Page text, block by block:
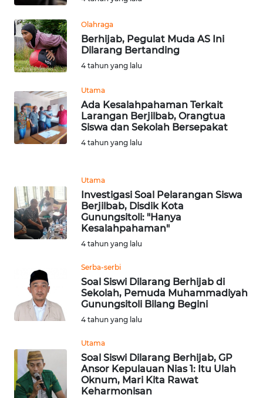
Olahraga
Berhijab, Pegulat Muda AS Ini
Dilarang Bertanding
4 tahun yang lalu
Utama
Ada Kesalahpahaman Terkait
Larangan Berjilbab, Orangtua
Siswa dan Sekolah Bersepakat
4 tahun yang lalu
Utama
Investigasi Soal Pelarangan Siswa
Berjilbab, Disdik Kota
Gunungsitoli: "Hanya
Kesalahpahaman"
4 tahun yang lalu
Serba-serbi
Soal Siswi Dilarang Berhijab di
Sekolah, Pemuda Muhammadiyah
Gunungsitoli Bilang Begini
4 tahun yang lalu
Utama
Soal Siswi Dilarang Berhijab, GP
Ansor Kepulauan Nias 1: Itu Ulah
Oknum, Mari Kita Rawat
Keharmonisan
WN
KALTARA
WN
WN
KALTIM
WN
GORONTALO
WN
MALUKU
WN
DAIRI